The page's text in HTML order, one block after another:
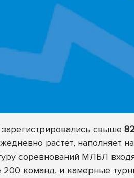
свыше
растет, наполняет
соревнований МЛБЛ
200 команд, и камерные